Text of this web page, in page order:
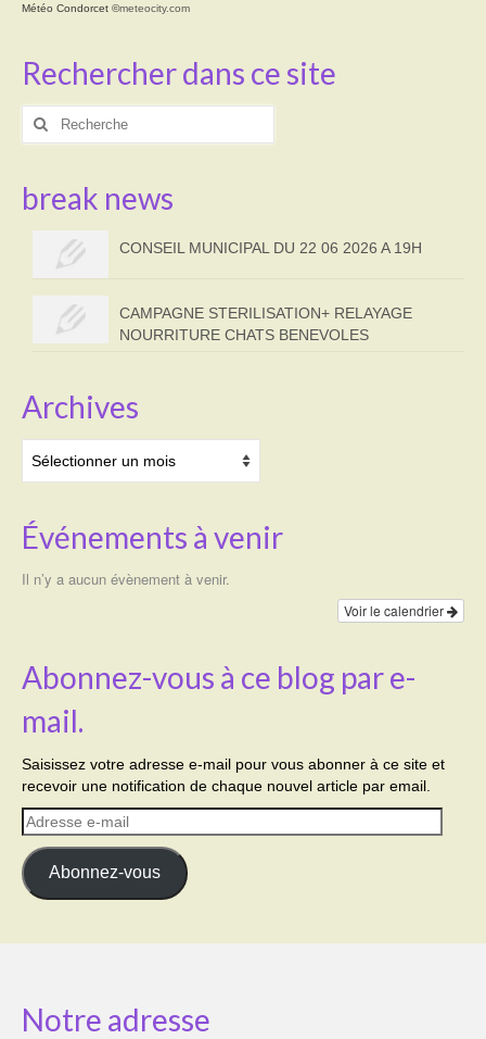
Météo Condorcet ©meteocity.com
Rechercher dans ce site
Rechercher
break news
CONSEIL MUNICIPAL DU 22 06 2026 A 19H
CAMPAGNE STERILISATION+ RELAYAGE
NOURRITURE CHATS BENEVOLES
Archives
Événements à venir
Il n’y a aucun évènement à venir.
Voir le calendrier
Abonnez-vous à ce blog par e-
mail.
Saisissez votre adresse e-mail pour vous abonner à ce site et
recevoir une notification de chaque nouvel article par email.
Adresse
e-
mail
Abonnez-vous
Notre adresse